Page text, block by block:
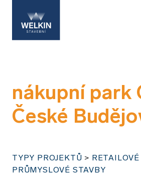
nákupní park
České
TYPY PROJEKTŮ >
PRŮMYSLOVÉ STAVBY